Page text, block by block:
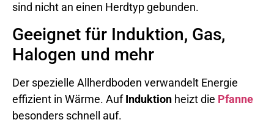
sind nicht an einen Herdtyp gebunden.
Geeignet für Induktion, Gas,
Halogen und mehr
Der spezielle Allherdboden verwandelt Energie
effizient in Wärme. AufInduktion heizt die Pfanne
besonders schnell auf.